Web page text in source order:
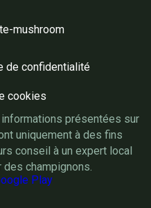
mushroom
de confidentialité
cookies
présentées sur
uniquement à des fins
conseil à un expert local
champignons.